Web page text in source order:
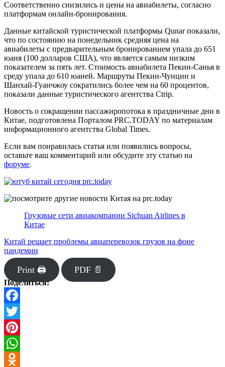
Соответственно снизились и цены на авиабилеты, согласно
платформам онлайн-бронирования.
Данные китайской туристической платформы Qunar показали,
что по состоянию на понедельник средняя цена на
авиабилеты с предварительным бронированием упала до 651
юаня (100 долларов США), что является самым низким
показателем за пять лет. Стоимость авиабилета Пекин-Санья в
среду упала до 610 юаней. Маршруты Пекин-Чунцин и
Шанхай-Гуанчжоу сократились более чем на 60 процентов,
показали данные туристического агентства Ctrip.
Новость о сокращении пассажиропотока в праздничные дни в
Китае, подготовлена Порталом PRC.TODAY по материалам
информационного агентства Global Times.
Если вам понравилась статья или появились вопросы,
оставьте ваш комментарий или обсудите эту статью на
форуме.
Грузовые сети авиакомпании Sichuan Airlines в
Китае
Китай решает проблемы авиаперевозок грузов на фоне
пандемии
Print 🖨 PDF 📄
Поделиться:
Facebook
Twitter
Pinterest
WhatsApp